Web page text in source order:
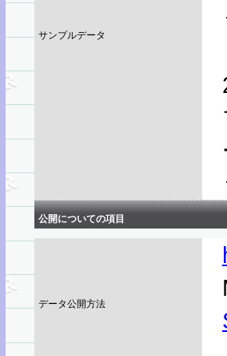
サンプルデータ
公開についての項目
データ公開方法